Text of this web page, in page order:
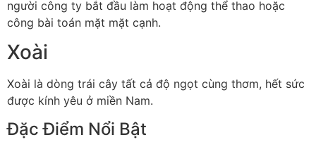
người công ty bắt đầu làm hoạt động thể thao hoặc
công bài toán mặt mặt cạnh.
Xoài
Xoài là dòng trái cây tất cả độ ngọt cùng thơm, hết sức
được kính yêu ở miền Nam.
Đặc Điểm Nổi Bật